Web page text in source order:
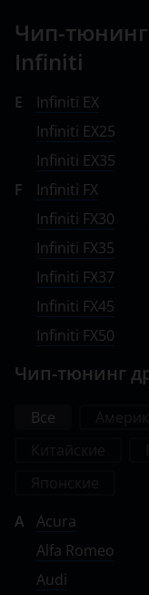
Чип-
Infiniti
E
Infiniti EX
Infiniti EX25
Infiniti EX35
F
Infiniti FX
Infiniti FX30
Infiniti FX35
Infiniti FX37
Infiniti FX45
Infiniti FX50
Чип-тюнинг
Все
A
Acura
Alfa Romeo
Audi